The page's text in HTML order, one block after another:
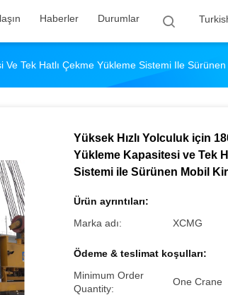
Haberler Durumlar
Ve Tek Hatlı Çekme Yükleme Sistemi Ile
Yüksek Hızlı Yolculuk için
Yükleme Kapasitesi ve Tek
Sistemi ile Sürünen Mobil
Ürün ayrıntıları:
Marka adı:
XCMG
Ödeme & teslimat koşulları:
Minimum Order
Quantity:
One Crane